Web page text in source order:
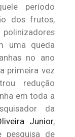
período
dos frutos,
uma queda
no ano
primeira vez
redução
em toda a
da
Junior,
pesquisa de